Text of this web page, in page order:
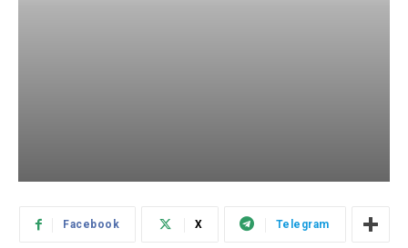
Facebook X Telegram